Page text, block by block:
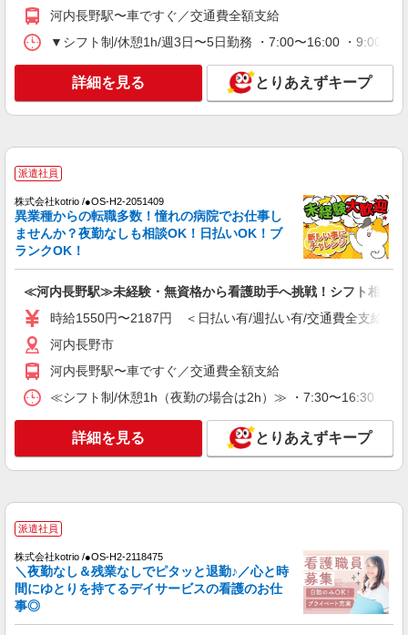
キープ 詳細を見る
派遣社員
株式会社kotrio /●OS-H2-2158855
河内長野市のナースエイド＊初心者でも医療チ
ームの戦力になれる
キープ 詳細を見る
株式会社kotrio /●OS-H2-2099625
デイサービス看護STAFF｜面接なし！履歴書
不要！ブランクOK◎
河内長野市
キープ 詳細を見る
福祉施設未経験でも、怖くない＊デイサービス
ン代含む)/日払い可/週払い可＞
河内長野市
キープ 詳細を見る
河内長野駅〜車ですぐ／交通費全額支給
▼シフト制/休憩1h/週3日〜5日勤務 ・7:00〜16:00 ・9:00〜
詳細を見る とりあえずキープ
派遣社員
株式会社kotrio /●OS-H2-2051409
異業種からの転職多数！憧れの病院でお仕事し
ませんか？夜勤なしも相談OK！日払いOK！ブ
ランクOK！
≪河内長野駅≫未経験・無資格から看護助手へ挑戦！シフト相談
時給1550円〜2187円 ＜日払い有/週払い有/交通費全支給(ガ
河内長野市
河内長野駅〜車ですぐ／交通費全額支給
≪シフト制/休憩1h（夜勤の場合は2h）≫ ・7:30〜16:30 ・
詳細を見る とりあえずキープ
派遣社員
株式会社kotrio /●OS-H2-2118475
＼夜勤なし＆残業なしでピタッと退勤♪／心と時
間にゆとりを持てるデイサービスの看護のお仕
事◎